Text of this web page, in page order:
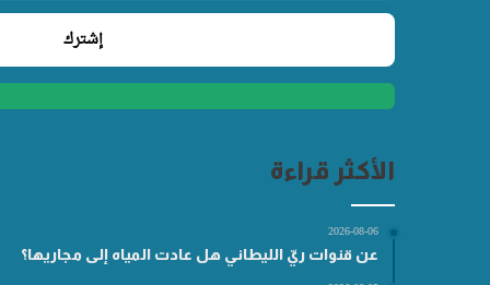
الأكثر قراءة
2026-08-06
عن قنوات ريّ الليطاني هل عادت المياه إلى مجاريها؟